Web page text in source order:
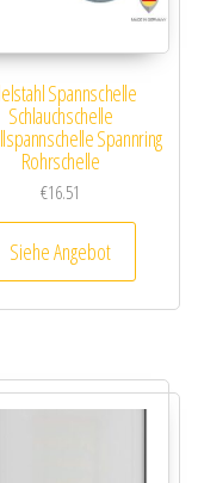
Spannschelle
Schlauchschelle
Spannring
Rohrschelle
€16.51
Siehe Angebot